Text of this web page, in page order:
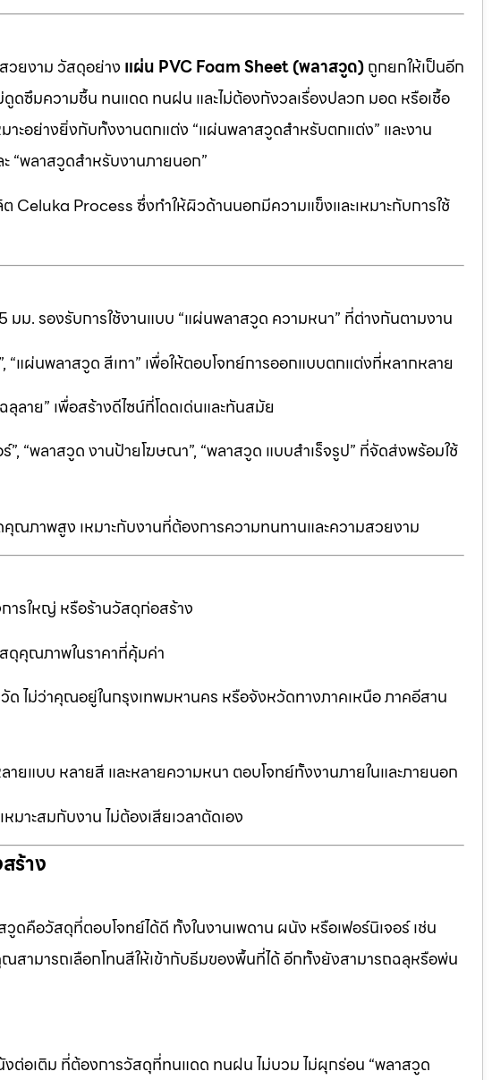
วยงาม วัสดุอย่าง แผ่น PVC Foam Sheet (พลาสวูด)ถูกยกให้เป็นอีก
ซึมความชื้น ทนแดด ทนฝน และไม่ต้องกังวลเรื่องปลวก มอด หรือเชื้อ
าะอย่างยิ่งกับทั้งงานตกแต่ง “แผ่นพลาสวูดสำหรับตกแต่ง” และงาน
“พลาสวูดสำหรับงานภายนอก”
Process ซึ่งทำให้ผิวด้านนอกมีความแข็งและเหมาะกับการใช้
ม. รองรับการใช้งานแบบ “แผ่นพลาสวูด ความหนา” ที่ต่างกันตามงาน
“แผ่นพลาสวูด สีเทา” เพื่อให้ตอบโจทย์การออกแบบตกแต่งที่หลากหลาย
ลาย” เพื่อสร้างดีไซน์ที่โดดเด่นและทันสมัย
”, “พลาสวูด งานป้ายโฆษณา”, “พลาสวูด แบบสำเร็จรูป” ที่จัดส่งพร้อมใช้
คุณภาพสูง เหมาะกับงานที่ต้องการความทนทานและความสวยงาม
ารใหญ่ หรือร้านวัสดุก่อสร้าง
ดุคุณภาพในราคาที่คุ้มค่า
ไม่ว่าคุณอยู่ในกรุงเทพมหานคร หรือจังหวัดทางภาคเหนือ ภาคอีสาน
ยแบบ หลายสี และหลายความหนา ตอบโจทย์ทั้งงานภายในและภายนอก
มาะสมกับงาน ไม่ต้องเสียเวลาตัดเอง
ร้าง
คือวัสดุที่ตอบโจทย์ได้ดี ทั้งในงานเพดาน ผนัง หรือเฟอร์นิเจอร์ เช่น
สามารถเลือกโทนสีให้เข้ากับธีมของพื้นที่ได้ อีกทั้งยังสามารถฉลุหรือพ่น
ต่อเติม ที่ต้องการวัสดุที่ทนแดด ทนฝน ไม่บวม ไม่ผุกร่อน “พลาสวูด